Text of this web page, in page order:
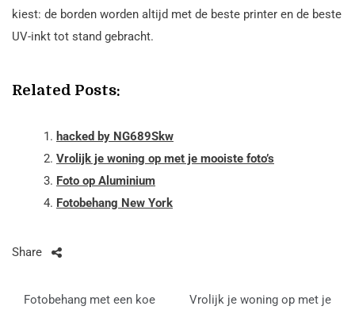
kiest: de borden worden altijd met de beste printer en de beste
UV-inkt tot stand gebracht.
Related Posts:
hacked by NG689Skw
Vrolijk je woning op met je mooiste foto’s
Foto op Aluminium
Fotobehang New York
Share
Berichtnavigatie
Fotobehang met een koe
Vrolijk je woning op met je